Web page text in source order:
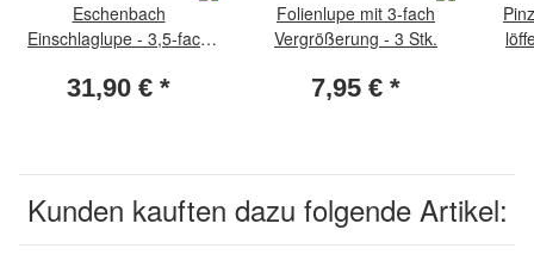
Eschenbach
Einschlaglupe - 3,5-fach
31,90 € *
Folienlupe mit 3-fach
Vergrößerung - 3 Stk.
7,95 € *
Kunden kauften dazu folgende Artikel: